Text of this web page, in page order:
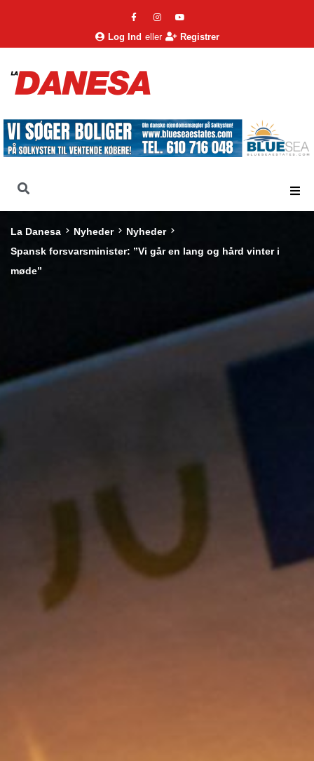
Log Ind eller Registrer
La Danesa Nyheder
Nyheder
Spansk forsvarsminister: ”Vi går en lang og hård vinter i
møde”